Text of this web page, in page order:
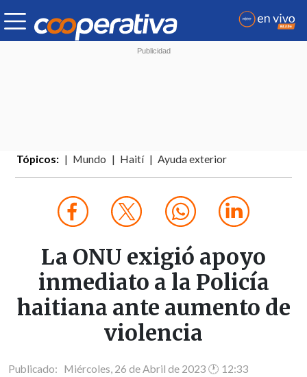
Tópicos: Mundo Haití Ayuda exterior
La ONU exigió apoyo
inmediato a la Policía
haitiana ante aumento de
violencia
Publicado: Miércoles, 26 de Abril de 2023 🕐 12:33